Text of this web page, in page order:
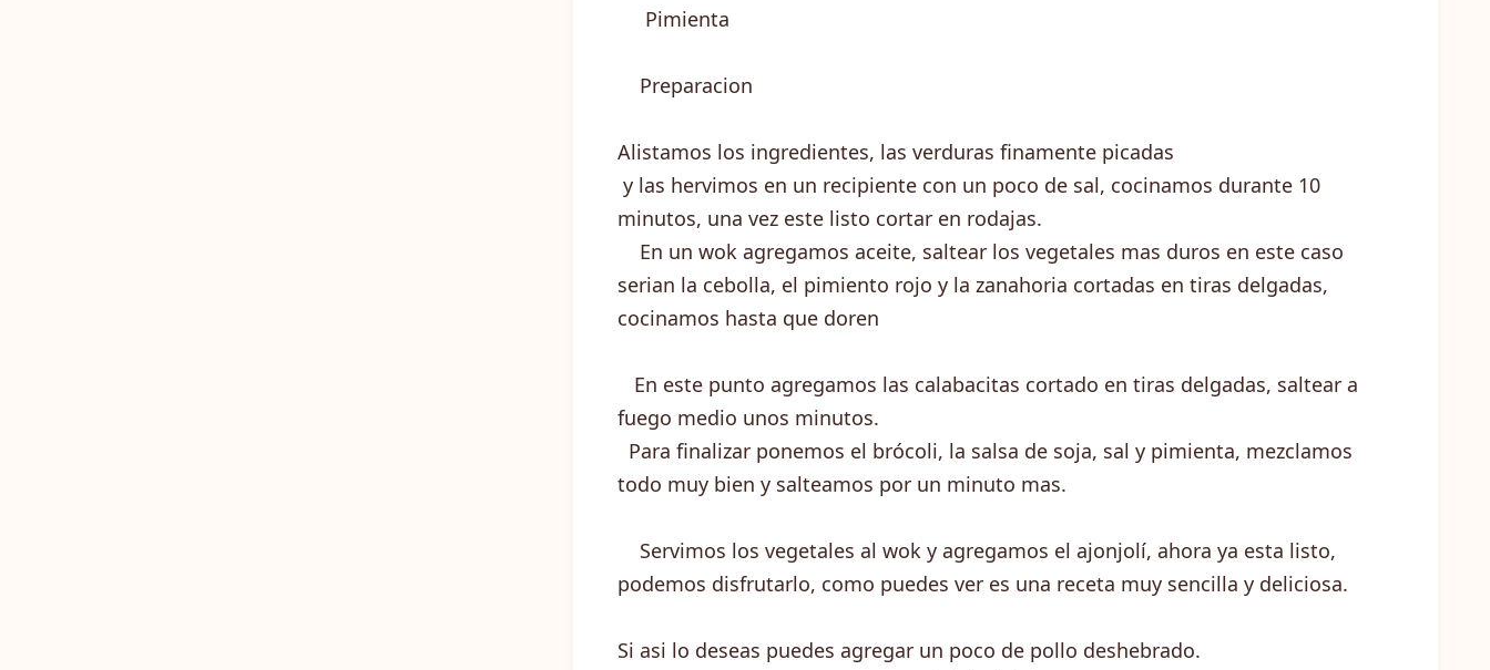
Pimienta
Preparacion
Alistamos los ingredientes, las verduras finamente picadas
y las hervimos en un recipiente con un poco de sal, cocinamos durante 10
minutos, una vez este listo cortar en rodajas.
En un wok agregamos aceite, saltear los vegetales mas duros en este caso
serian la cebolla, el pimiento rojo y la zanahoria cortadas en tiras delgadas,
cocinamos hasta que doren
En este punto agregamos las calabacitas cortado en tiras delgadas, saltear a
fuego medio unos minutos.
Para finalizar ponemos el brócoli, la salsa de soja, sal y pimienta, mezclamos
todo muy bien y salteamos por un minuto mas.
Servimos los vegetales al wok y agregamos el ajonjolí, ahora ya esta listo,
podemos disfrutarlo, como puedes ver es una receta muy sencilla y deliciosa.
Si asi lo deseas puedes agregar un poco de pollo deshebrado.